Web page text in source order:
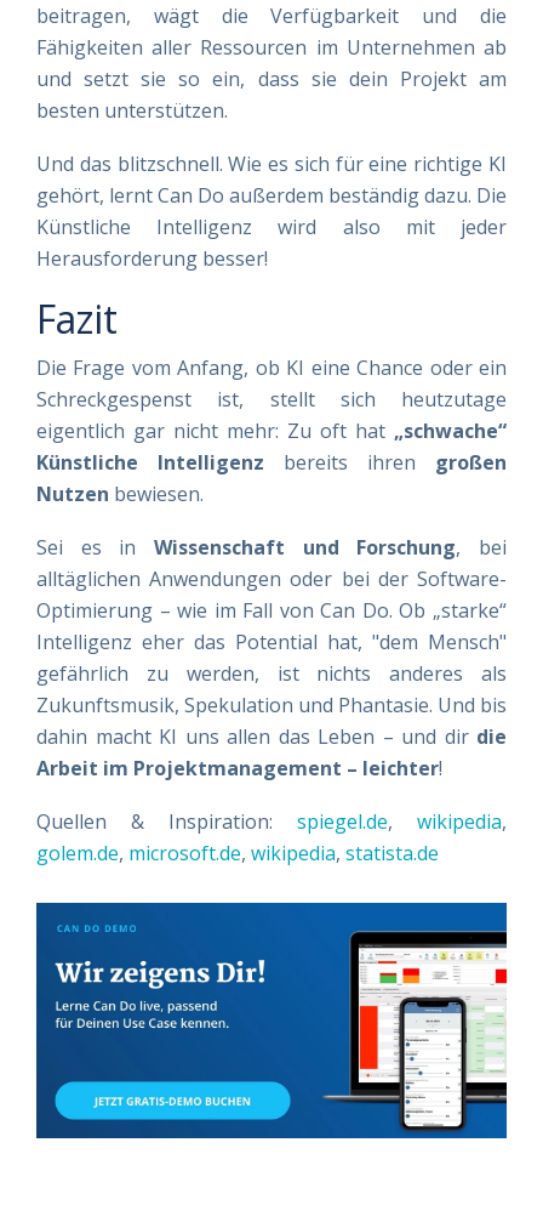
beitragen, wägt die Verfügbarkeit und die
Fähigkeiten aller Ressourcen im Unternehmen ab
und setzt sie so ein, dass sie dein Projekt am
besten unterstützen.
Und das blitzschnell. Wie es sich für eine richtige KI
gehört, lernt Can Do außerdem beständig dazu. Die
Künstliche Intelligenz wird also mit jeder
Herausforderung besser!
Fazit
Die Frage vom Anfang, ob KI eine Chance oder ein
Schreckgespenst ist, stellt sich heutzutage
eigentlich gar nicht mehr: Zu oft hat „schwache“
Künstliche Intelligenz bereits ihren großen
Nutzen bewiesen.
Sei es in Wissenschaft und Forschung, bei
alltäglichen Anwendungen oder bei der Software-
Optimierung – wie im Fall von Can Do. Ob „starke“
Intelligenz eher das Potential hat, "dem Mensch"
gefährlich zu werden, ist nichts anderes als
Zukunftsmusik, Spekulation und Phantasie. Und bis
dahin macht KI uns allen das Leben – und dir die
Arbeit im Projektmanagement – leichter!
Quellen & Inspiration: spiegel.de, wikipedia,
golem.de, microsoft.de, wikipedia, statista.de